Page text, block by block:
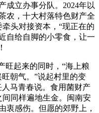
成立办事分队。2024年以
农，十大村落特色财产全
头对接资本，“现正在的
自给自脚的小零食，让一
起来的同时，“海上粮
朝气。”说起村里的变
马青春说。食用菌财产
同样遍地生金。闽南安
衷感伤。但愿的郊野上，